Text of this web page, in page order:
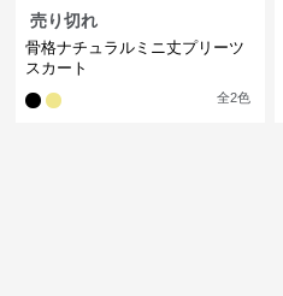
売り切れ
骨格ナチュラルミニ丈プリーツ
スカート
全2色